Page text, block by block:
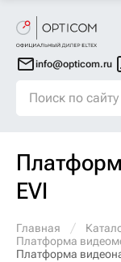
info@opticom.ru
EVI
Главная
Платформа
Платформа